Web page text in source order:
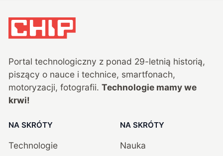
Portal technologiczny z ponad 29-letnią historią,
piszący o nauce i technice, smartfonach,
motoryzacji, fotografii. Technologie mamy we
krwi!
NA SKRÓTY
Technologie
NA SKRÓTY
Nauka